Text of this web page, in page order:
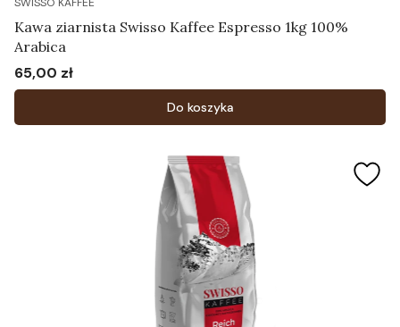
Kawa ziarnista Swisso Kaffee Espresso 1kg 100%
Arabica
Cena
65,00 zł
Do koszyka